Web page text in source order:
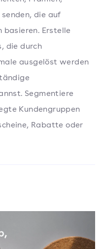
die auf
Erstelle
die durch
ausgelöst werden
Segmentiere
Kundengruppen
Rabatte oder